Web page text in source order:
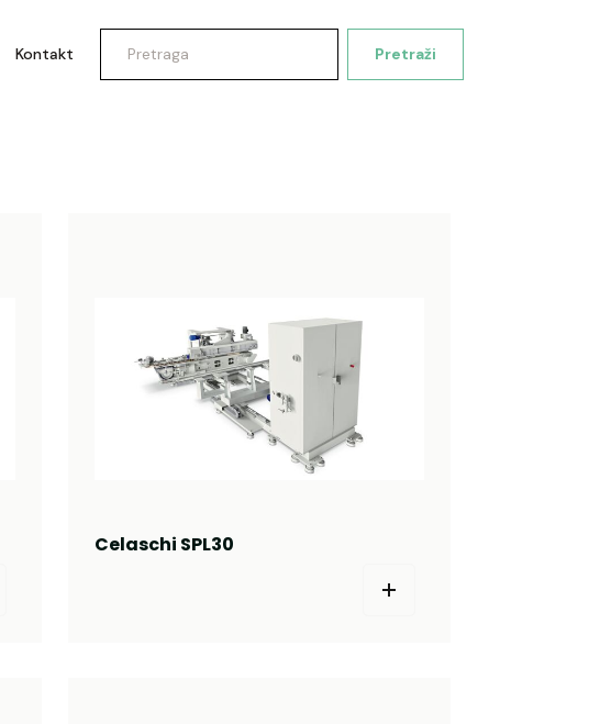
Kontakt Pretraži
Celaschi SPL30